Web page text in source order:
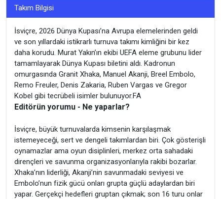
Takım Bilgisi
İsviçre, 2026 Dünya Kupası’na Avrupa elemelerinden geldi
ve son yıllardaki istikrarlı turnuva takımı kimliğini bir kez
daha korudu. Murat Yakın’ın ekibi UEFA eleme grubunu lider
tamamlayarak Dünya Kupası biletini aldı. Kadronun
omurgasında Granit Xhaka, Manuel Akanji, Breel Embolo,
Remo Freuler, Denis Zakaria, Ruben Vargas ve Gregor
Kobel gibi tecrübeli isimler bulunuyor.FA
Editörün yorumu - Ne yaparlar?
İsviçre, büyük turnuvalarda kimsenin karşılaşmak
istemeyeceği, sert ve dengeli takımlardan biri. Çok gösterişli
oynamazlar ama oyun disiplinleri, merkez orta sahadaki
dirençleri ve savunma organizasyonlarıyla rakibi bozarlar.
Xhaka’nın liderliği, Akanji’nin savunmadaki seviyesi ve
Embolo’nun fizik gücü onları grupta güçlü adaylardan biri
yapar. Gerçekçi hedefleri gruptan çıkmak; son 16 turu onlar